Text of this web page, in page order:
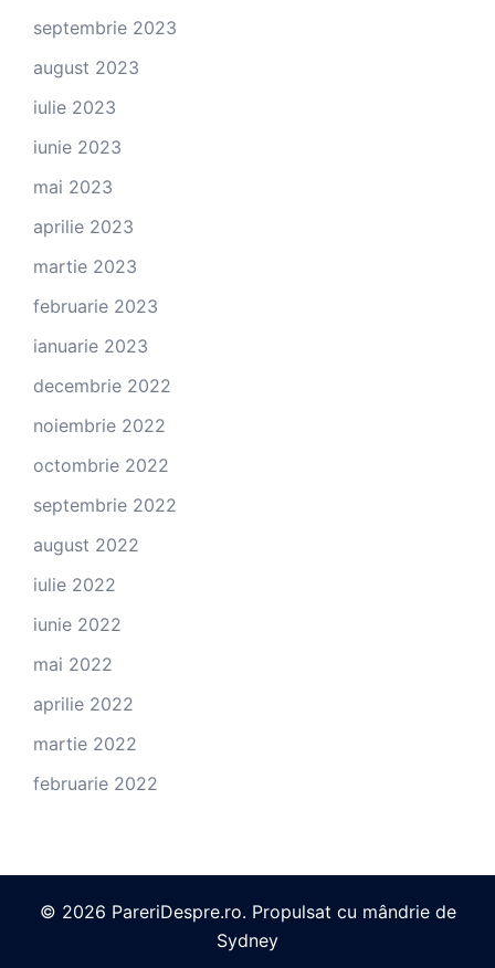
septembrie 2023
august 2023
iulie 2023
iunie 2023
mai 2023
aprilie 2023
martie 2023
februarie 2023
ianuarie 2023
decembrie 2022
noiembrie 2022
octombrie 2022
septembrie 2022
august 2022
iulie 2022
iunie 2022
mai 2022
aprilie 2022
martie 2022
februarie 2022
© 2026 PareriDespre.ro. Propulsat cu mândrie de
Sydney